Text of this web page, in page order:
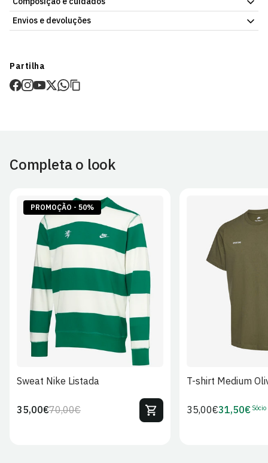
Autocolante Morten Hjulmand 25/26, artigo de coleção da Loja
Verde Online. Artigo oficial, com o nome do jogador em destaque.
Já disponível na Loja Verde Online.
Envios e devoluções
Prazo estimado de entrega varia consoante o destino e método
de envio.
Artigos personalizados não podem ser devolvidos.
de EnvioeDevoluções
Partilha
Completa o look
PROMOÇÃO - 50%
S XL 2XL
Sweat Nike Listada
Preço
70,00€Preço
35,00€
T-shirt Medium
Preço
35,00€Preço
31,50€ Sócio